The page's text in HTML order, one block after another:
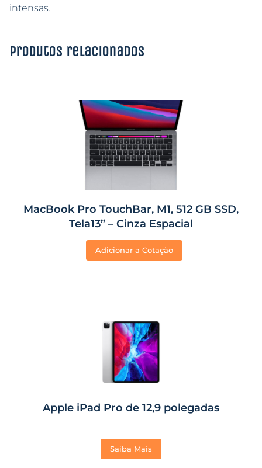
intensas.
Produtos relacionados
MacBook Pro TouchBar, M1, 512 GB SSD,
Tela13” – Cinza Espacial
Adicionar a Cotação
Apple iPad Pro de 12,9 polegadas
Saiba Mais